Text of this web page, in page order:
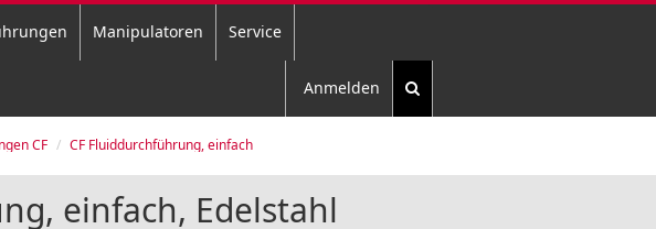
Manipulatoren Service
Anmelden
CF CF Fluiddurchführung, einfach
einfach, Edelstahl